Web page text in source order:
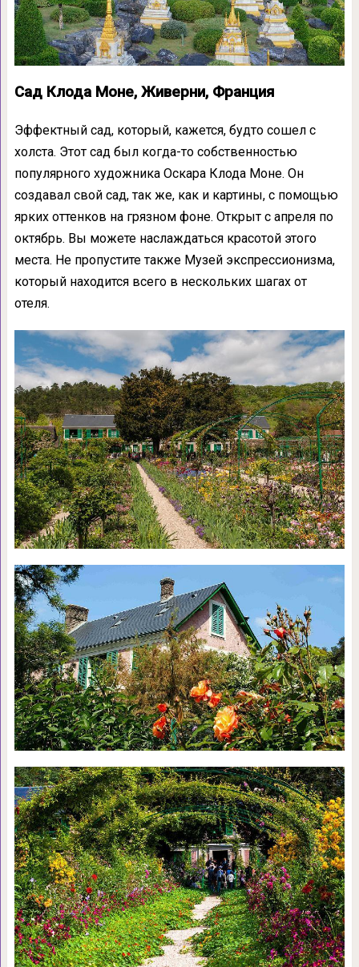
Сад Клода Моне, Живерни, Франция
Эффектный сад, который, кажется, будто сошел с
холста. Этот сад был когда-то собственностью
популярного художника Оскара Клода Моне. Он
создавал свой сад, так же, как и картины, с помощью
ярких оттенков на грязном фоне. Открыт с апреля по
октябрь. Вы можете наслаждаться красотой этого
места. Не пропустите также Музей экспрессионизма,
который находится всего в нескольких шагах от
отеля.